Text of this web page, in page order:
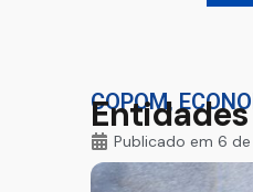
COPOM,
Publicado em 6 de